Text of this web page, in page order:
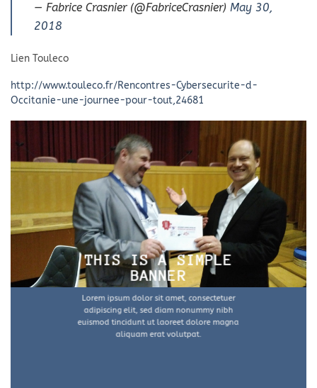
— Fabrice Crasnier (@FabriceCrasnier) May 30,
2018
Lien Touleco
http://www.touleco.fr/Rencontres-Cybersecurite-d-
Occitanie-une-journee-pour-tout,24681
THIS IS A SIMPLE
BANNER
Lorem ipsum dolor sit amet, consectetuer
adipiscing elit, sed diam nonummy nibh
euismod tincidunt ut laoreet dolore magna
aliquam erat volutpat.